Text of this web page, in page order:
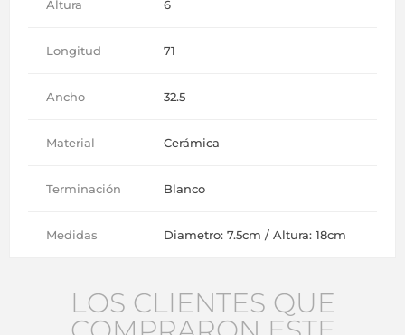
Altura 6
Longitud 71
Ancho 32.5
Material Cerámica
Terminación Blanco
Medidas Diametro: 7.5cm / Altura: 18cm
LOS CLIENTES QUE